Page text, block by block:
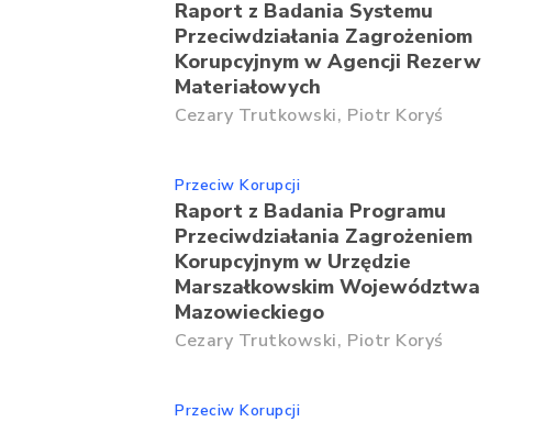
Raport z Badania Systemu
Przeciwdziałania Zagrożeniom
Korupcyjnym w Agencji Rezerw
Materiałowych
Cezary Trutkowski, Piotr Koryś
Przeciw Korupcji
Raport z Badania Programu
Przeciwdziałania Zagrożeniem
Korupcyjnym w Urzędzie
Marszałkowskim Województwa
Mazowieckiego
Cezary Trutkowski, Piotr Koryś
Przeciw Korupcji